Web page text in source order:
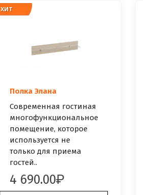
Полка Элана
Современная гостиная
многофункциональное
помещение, которое
используется не
только для приема
гостей..
ХИТ
ХИТ
4 690.00